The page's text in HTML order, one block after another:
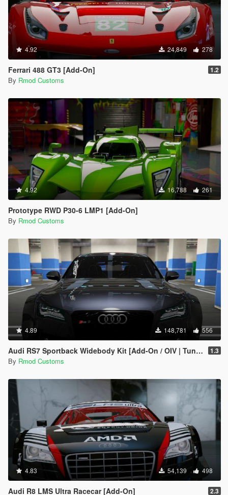
4.92 24,849 278
Ferrari 488 GT3 [Add-On] 1.2
By Rmod Customs
4.92 16,788 261
Prototype RWD P30-6 LMP1 [Add-On]
By Rmod Customs
4.89 148,781 556
Audi RS7 Sportback Widebody Kit [Add-On / OIV | Tuning | Auto-Spoiler] 1.3
By Rmod Customs
4.83 54,139 498
Audi R8 LMS Ultra Racecar [Add-On] 2.3